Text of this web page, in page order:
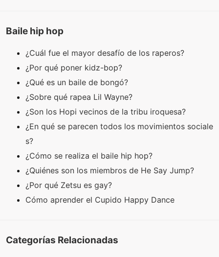
Baile hip hop
¿Cuál fue el mayor desafío de los raperos?
¿Por qué poner kidz-bop?
¿Qué es un baile de bongó?
¿Sobre qué rapea Lil Wayne?
¿Son los Hopi vecinos de la tribu iroquesa?
¿En qué se parecen todos los movimientos sociale
s?
¿Cómo se realiza el baile hip hop?
¿Quiénes son los miembros de He Say Jump?
¿Por qué Zetsu es gay?
Cómo aprender el Cupido Happy Dance
Categorías Relacionadas